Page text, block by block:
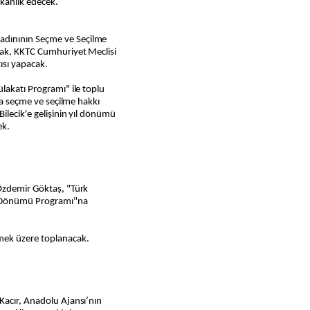
edecek.
Seçme ve Seçilme
KKTC Cumhuriyet Meclisi
yapacak.
Programı" ile toplu
seçme ve seçilme hakkı
gelişinin yıl dönümü
Göktaş, "Türk
Dönümü Programı"na
üzere toplanacak.
Anadolu Ajansı’nın